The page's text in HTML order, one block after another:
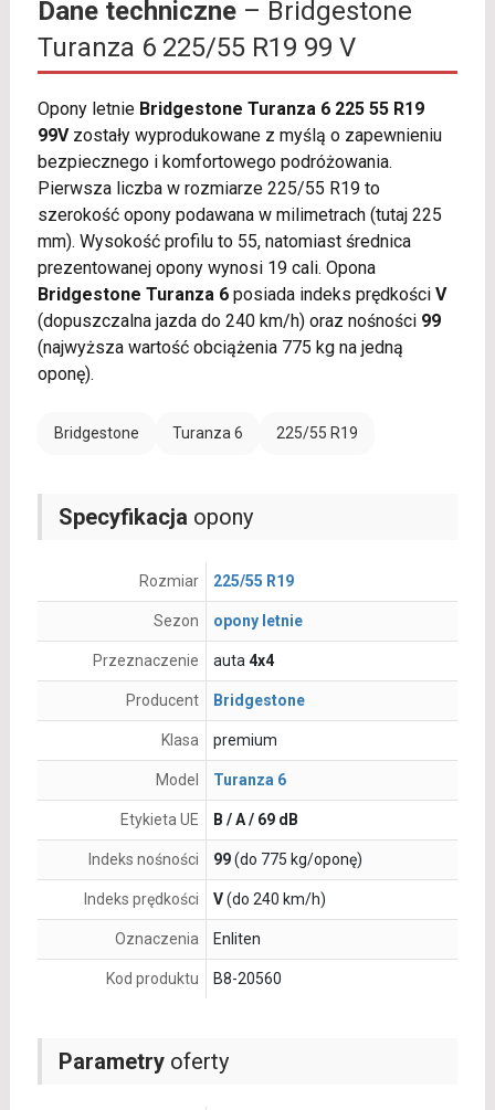
Dane techniczne– Bridgestone
Turanza 6 225/55 R19 99 V
Opony letnie Bridgestone Turanza 6 225 55 R19
99Vzostały wyprodukowane z myślą o zapewnieniu
bezpiecznego i komfortowego podróżowania.
Pierwsza liczba w rozmiarze 225/55 R19 to
szerokość opony podawana w milimetrach (tutaj 225
mm). Wysokość profilu to 55, natomiast średnica
prezentowanej opony wynosi 19 cali. Opona
Bridgestone Turanza 6posiada indeks prędkości V
(dopuszczalna jazda do 240 km/h) oraz nośności 99
(najwyższa wartość obciążenia 775 kg na jedną
oponę).
Bridgestone Turanza 6 225/55 R19
Parametryoferty
Specyfikacja opony
Rozmiar 225/55 R19
Sezon opony letnie
Przeznaczenie auta 4x4
Producent Bridgestone
Klasa premium
Model Turanza 6
Etykieta UE B / A / 69 dB
Indeks nośności 99(do 775 kg/oponę)
Indeks prędkości V(do 240 km/h)
Oznaczenia Enliten
Kod produktu B8-20560